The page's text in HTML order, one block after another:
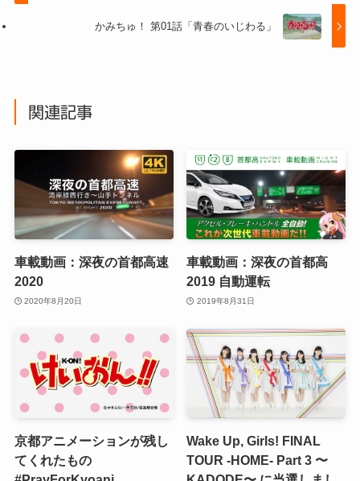
かみちゅ！ 第01話「青春のいじわる」
関連記事
車載動画：深夜の首都高速
2020
2020年8月20日
車載動画：深夜の首都高
2019 自動運転
2019年8月31日
京都アニメーションが残し
てくれたもの
Wake Up, Girls! FINAL
TOUR -HOME- Part 3 〜